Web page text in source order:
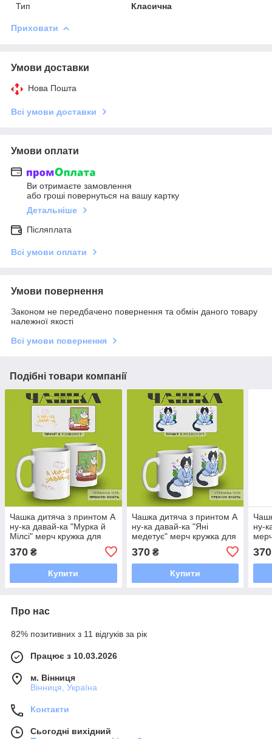
Тип
Класична
Приховати
Умови доставки
Нова Пошта
Всі умови доставки
Умови оплати
Ви отримаєте замовлення
або гроші повернуться на вашу картку
Детальніше
Післяплата
Всі умови оплати
Умови повернення
Законом не передбачено повернення та обмін даного товару
належної якості
Всі умови повернення
Подібні товари компанії
Чашка дитяча з принтом А
ну-ка давай-ка "Мурка й
Мілсі" мерч кружка для
370 ₴
Купити
Чашка дитяча з принтом А
ну-ка давай-ка "Яні
медетує" мерч кружка для
370₴
Купити
ну-
370
Про нас
82% позитивних з 11 відгуків за рік
Працює з 10.03.2026
м. Вінниця
Вінниця, Україна
Контакти
Сьогодні вихідний